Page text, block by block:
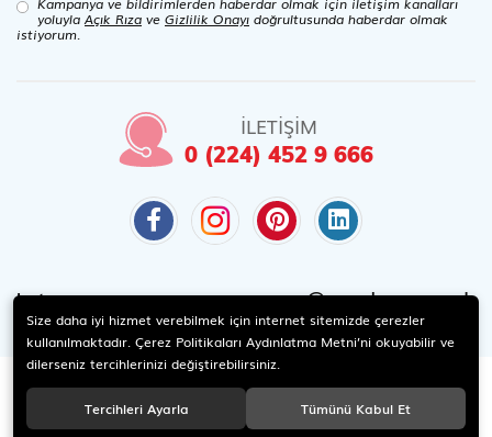
yoluylaAçık Rıza ve Gizlilik Onayı doğrultusunda haberdar olmak
istiyorum.
İLETİŞİM
0 (224) 452 9 666
Instagram @candaoyuncak
Size daha iyi hizmet verebilmek için internet sitemizde çerezler
kullanılmaktadır. Çerez Politikaları Aydınlatma Metni’ni okuyabilir ve
dilerseniz tercihlerinizi değiştirebilirsiniz.
Tercihleri Ayarla Tümünü Kabul Et